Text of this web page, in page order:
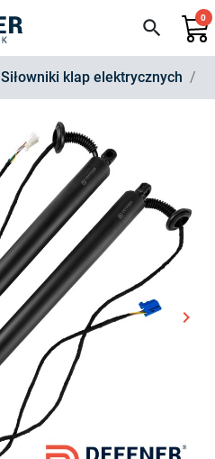
search 0
Siłowniki klap elektrycznych
keyboard_arrow_right